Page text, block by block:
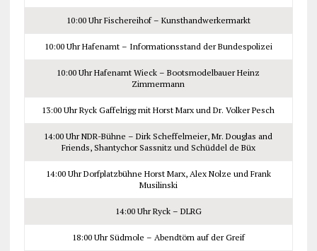
10:00 Uhr Fischereihof – Kunsthandwerkermarkt
10:00 Uhr Hafenamt – Informationsstand der Bundespolizei
10:00 Uhr Hafenamt Wieck – Bootsmodelbauer Heinz
Zimmermann
13:00 Uhr Ryck Gaffelrigg mit Horst Marx und Dr. Volker Pesch
14:00 Uhr NDR-Bühne – Dirk Scheffelmeier, Mr. Douglas and
Friends, Shantychor Sassnitz und Schüddel de Büx
14:00 Uhr Dorfplatzbühne Horst Marx, Alex Nolze und Frank
Musilinski
14:00 Uhr Ryck – DLRG
18:00 Uhr Südmole – Abendtörn auf der Greif